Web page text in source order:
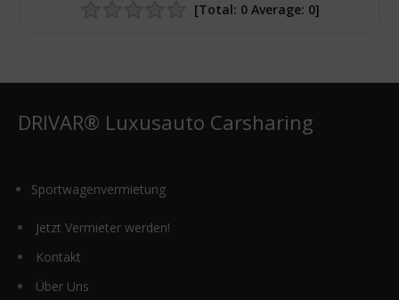
[Total: 0Average: 0]
DRIVAR® Luxusauto Carsharing
Sportwagenvermietung
Jetzt Vermieter werden!
Kontakt
Über Uns